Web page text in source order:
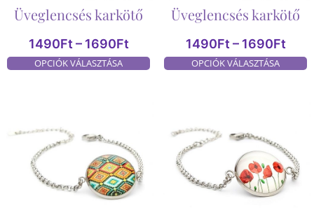
Üveglencsés karkötő
1490Ft – 1690Ft
OPCIÓK VÁLASZTÁSA
Üveglencsés karkötő
1490Ft – 1690Ft
OPCIÓK VÁLASZTÁSA